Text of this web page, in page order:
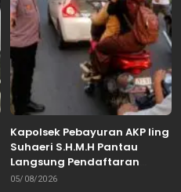
Kapolsek Pebayuran AKP Iing
Suhaeri S.H.M.H Pantau
Langsung Pendaftaran
Bakal Calon Kepala Desa di
05/08/2026